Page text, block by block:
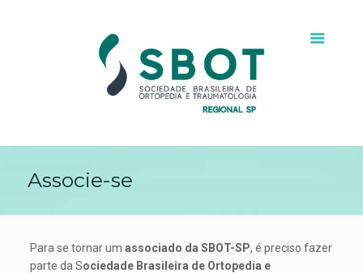
Associe-se
Para se tornar umassociado da SBOT-SP, é preciso fazer
parte da Sociedade Brasileira de Ortopedia e